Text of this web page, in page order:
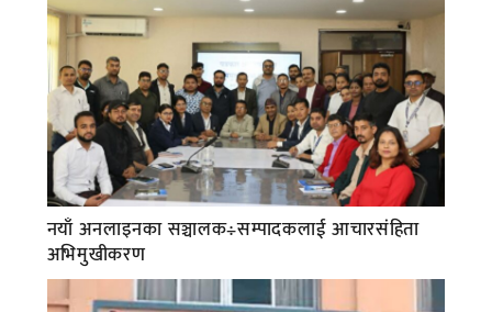
नयाँ अनलाइनका सञ्चालक÷सम्पादकलाई आचारसंहिता
अभिमुखीकरण